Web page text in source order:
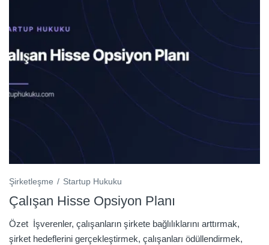
Şirketleşme Startup Hukuku
Çalışan Hisse Opsiyon Planı
Özet İşverenler, çalışanların şirkete bağlılıklarını arttırmak,
şirket hedeflerini gerçekleştirmek, çalışanları ödüllendirmek,